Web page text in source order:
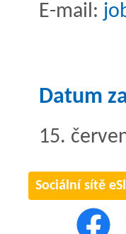
E-mail:
Datum
15.
Sociální sítě